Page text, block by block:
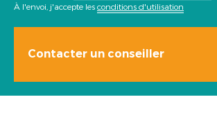
À l'envoi, j'accepte les conditions d'utilisation
Contacter un conseiller